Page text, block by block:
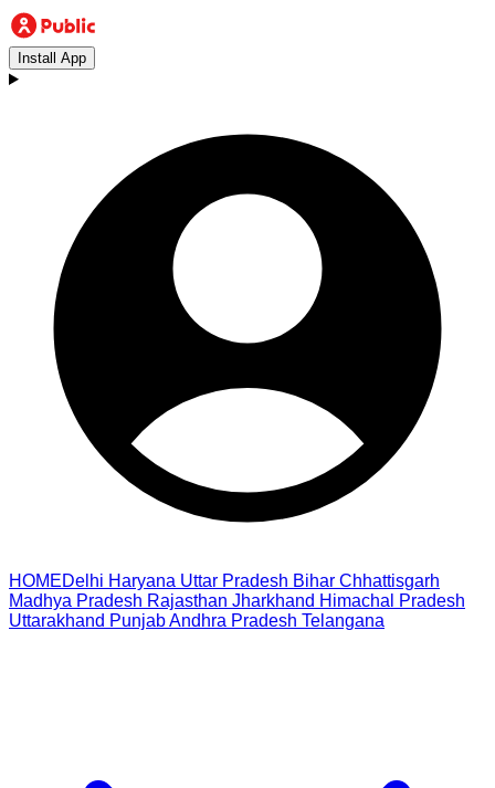
Install App
HOMEDelhi Haryana Uttar Pradesh Bihar Chhattisgarh
Madhya Pradesh Rajasthan Jharkhand Himachal Pradesh
Uttarakhand PunjabAndhra Pradesh Telangana